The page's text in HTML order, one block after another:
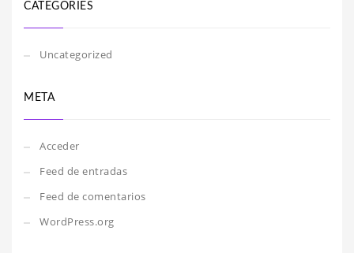
CATEGORIES
Uncategorized
META
Acceder
Feed de entradas
Feed de comentarios
WordPress.org